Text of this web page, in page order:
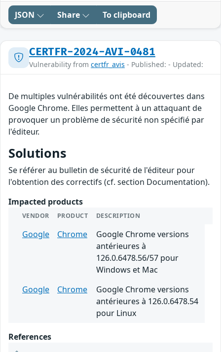
JSON Share To clipboard
CERTFR-2024-AVI-0481
Vulnerability from certfr_avis - Published: - Updated:
De multiples vulnérabilités ont été découvertes dans
Google Chrome. Elles permettent à un attaquant de
provoquer un problème de sécurité non spécifié par
l'éditeur.
Solutions
Se référer au bulletin de sécurité de l'éditeur pour
l'obtention des correctifs (cf. section Documentation).
Impacted products
VENDOR PRODUCT DESCRIPTION
Google Chrome
Google Chrome versions
antérieures à
126.0.6478.56/57 pour
Windows et Mac
Google
Chrome
Google Chrome versions
antérieures à 126.0.6478.54
pour Linux
References